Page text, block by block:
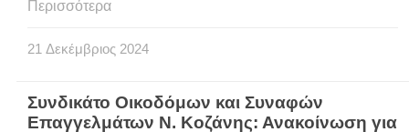
Περισσότερα
21 Δεκέμβριος 2024
Συνδικάτο Οικοδόμων και Συναφών
Επαγγελμάτων Ν. Κοζάνης: Ανακοίνωση για